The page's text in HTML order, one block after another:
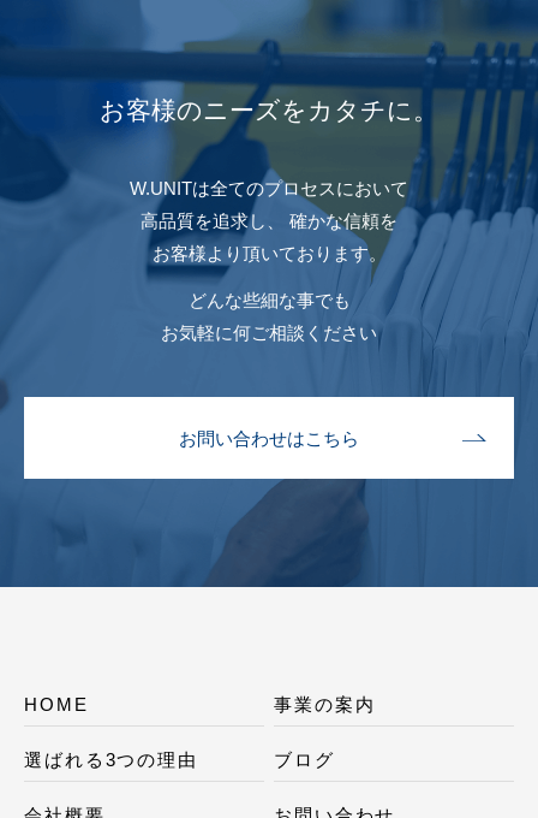
お客様のニーズをカタチに。
W.UNITは全てのプロセスにおいて
⾼品質を追求し、
確かな信頼を
お客様より頂いております。
どんな些細な事でも
お気軽に何ご相談ください
お問い合わせはこちら
HOME 事業の案内
選ばれる3つの理由 ブログ